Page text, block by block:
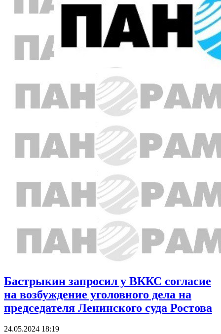
Бастрыкин запросил у ВККС согласие
на возбуждение уголовного дела на
председателя Ленинского суда Ростова
24.05.2024 18:19